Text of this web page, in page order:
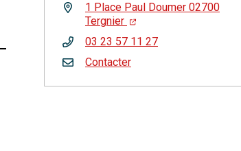
1 Place Paul Doumer 02700
Tergnier
03 23 57 11 27
Contacter